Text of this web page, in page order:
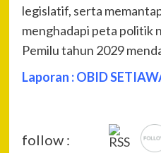
legislatif, serta
menghadapi peta politik
Pemilu tahun 2029
Laporan : OBID
follow :